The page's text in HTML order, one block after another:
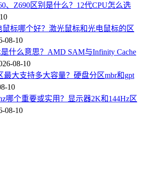
、Z690区别是什么？12代CPU怎么选
标哪个好？激光鼠标和光电鼠标的区
08-10
什么意思？AMD SAM与Infinity Cache
08-10
最大支持多大容量？硬盘分区mbr和gpt
10
哪个重要或实用？显示器2K和144Hz区
08-10